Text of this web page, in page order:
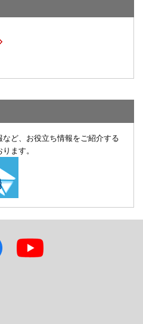
ど、お役立ち情報をご紹介する
ます。